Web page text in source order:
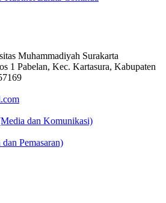
Muhammadiyah Surakarta
1 Pabelan, Kec. Kartasura, Kabupaten
dan Komunikasi)
Pemasaran)